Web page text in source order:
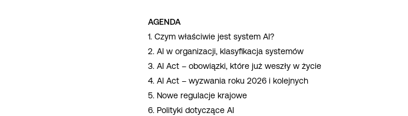
AGENDA
1. Czym właściwie jest system AI?
2. AI w organizacji, klasyfikacja systemów
3. AI Act – obowiązki, które już weszły w życie
4. AI Act – wyzwania roku 2026 i kolejnych
5. Nowe regulacje krajowe
6. Polityki dotyczące AI